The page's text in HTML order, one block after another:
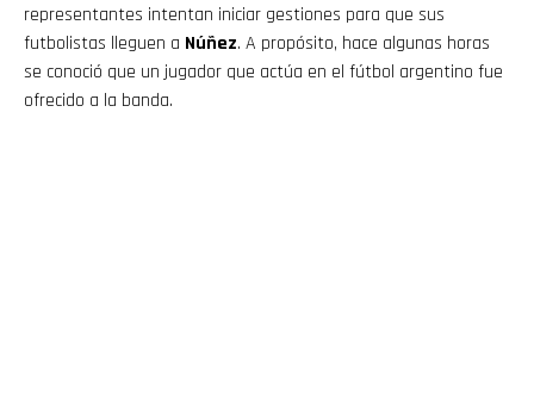
representantes intentan iniciar gestiones para que sus
futbolistas lleguen a Núñez. A propósito, hace algunas horas
se conoció que un jugador que actúa en el fútbol argentino fue
ofrecido a la banda.